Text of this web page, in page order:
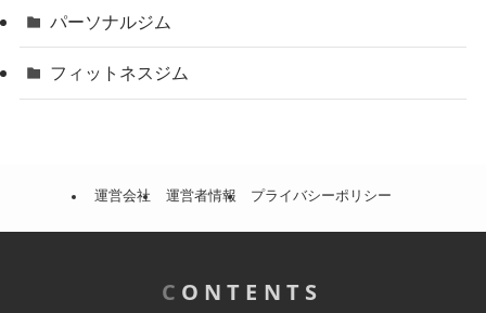
パーソナルジム
フィットネスジム
運営会社 運営者情報 プライバシーポリシー
C ONTENTS